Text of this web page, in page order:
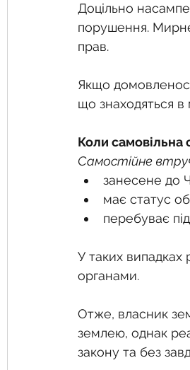
Доцільно
порушення.
прав.
Якщо
що знаходяться в
Коли самовільна
Самостійне
занесене до
має статус
перебуває
У таких
органами.
Отже, власник
землею, однак
закону та без